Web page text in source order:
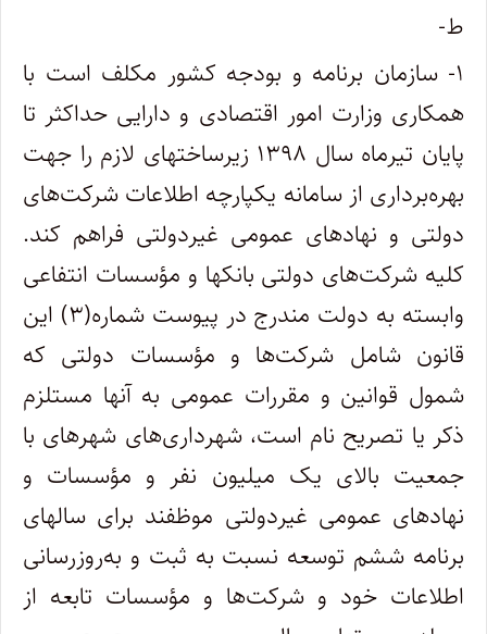
ط-
۱- سازمان برنامه و بودجه کشور مکلف است با
همکاری وزارت امور اقتصادی و دارایی حداکثر تا
پایان تیرماه سال ۱۳۹۸ زیرساختهای لازم را جهت
بهره‌برداری از سامانه یکپارچه اطلاعات شرکت‌های
دولتی و نهادهای عمومی غیردولتی فراهم کند.
کلیه شرکت‌های دولتی بانکها و مؤسسات انتفاعی
وابسته به دولت مندرج در پیوست شماره(۳) این
قانون شامل شرکت‌ها و مؤسسات دولتی که
شمول قوانین و مقررات عمومی به آنها مستلزم
ذکر یا تصریح نام است، شهرداری‌های شهرهای با
جمعیت بالای یک میلیون نفر و مؤسسات و
نهادهای عمومی غیردولتی موظفند برای سالهای
برنامه ششم توسعه نسبت به ثبت و به‌روزرسانی
اطلاعات خود و شرکت‌ها و مؤسسات تابعه از